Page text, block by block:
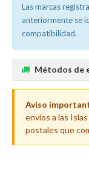
Las marcas
anteriormente se
compatibilidad.
Métodos de
Aviso
envíos a las
postales que